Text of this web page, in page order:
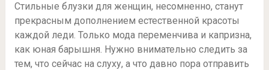
Стильные блузки для женщин, несомненно, станут
прекрасным дополнением естественной красоты
каждой леди. Только мода переменчива и капризна,
как юная барышня. Нужно внимательно следить за
тем, что сейчас на слуху, а что давно пора отправить